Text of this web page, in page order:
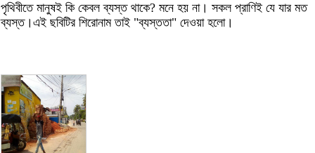
পৃথিবীতে মানুষই কি কেবল ব্যস্ত থাকে? মনে হয় না। সকল প্রাণিই যে যার মত
ব্যস্ত।এই ছবিটির শিরোনাম তাই "ব্যস্ততা" দেওয়া হলো।